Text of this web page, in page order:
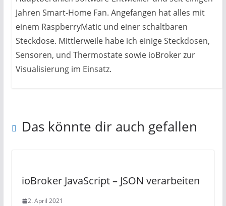
Jahren Smart-Home Fan. Angefangen hat alles mit
einem RaspberryMatic und einer schaltbaren
Steckdose. Mittlerweile habe ich einige Steckdosen,
Sensoren, und Thermostate sowie ioBroker zur
Visualisierung im Einsatz.
Das könnte dir auch gefallen
ioBroker JavaScript – JSON verarbeiten
2. April 2021